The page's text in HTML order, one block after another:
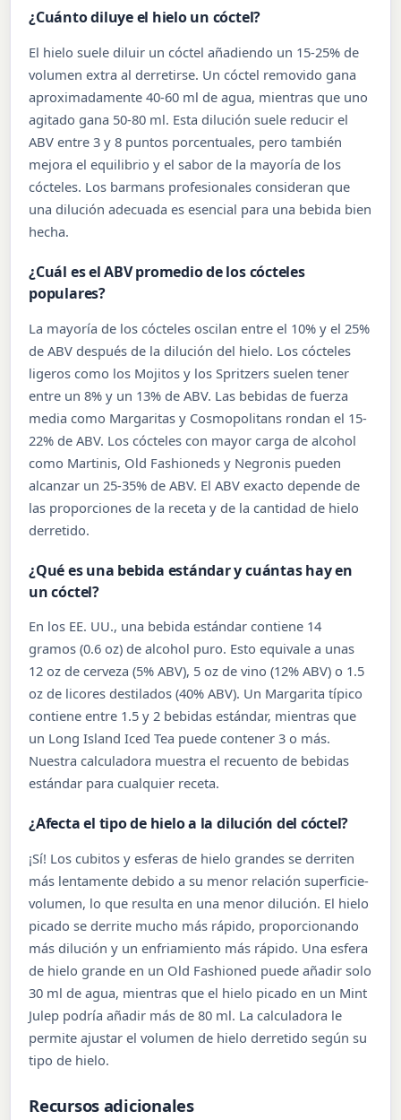
¿Cuánto diluye el hielo un cóctel?
El hielo suele diluir un cóctel añadiendo un 15-25% de
volumen extra al derretirse. Un cóctel removido gana
aproximadamente 40-60 ml de agua, mientras que uno
agitado gana 50-80 ml. Esta dilución suele reducir el
ABV entre 3 y 8 puntos porcentuales, pero también
mejora el equilibrio y el sabor de la mayoría de los
cócteles. Los barmans profesionales consideran que
una dilución adecuada es esencial para una bebida bien
hecha.
¿Cuál es el ABV promedio de los cócteles
populares?
La mayoría de los cócteles oscilan entre el 10% y el 25%
de ABV después de la dilución del hielo. Los cócteles
ligeros como los Mojitos y los Spritzers suelen tener
entre un 8% y un 13% de ABV. Las bebidas de fuerza
media como Margaritas y Cosmopolitans rondan el 15-
22% de ABV. Los cócteles con mayor carga de alcohol
como Martinis, Old Fashioneds y Negronis pueden
alcanzar un 25-35% de ABV. El ABV exacto depende de
las proporciones de la receta y de la cantidad de hielo
derretido.
¿Qué es una bebida estándar y cuántas hay en
un cóctel?
En los EE. UU., una bebida estándar contiene 14
gramos (0.6 oz) de alcohol puro. Esto equivale a unas
12 oz de cerveza (5% ABV), 5 oz de vino (12% ABV) o 1.5
oz de licores destilados (40% ABV). Un Margarita típico
contiene entre 1.5 y 2 bebidas estándar, mientras que
un Long Island Iced Tea puede contener 3 o más.
Nuestra calculadora muestra el recuento de bebidas
estándar para cualquier receta.
¿Afecta el tipo de hielo a la dilución del cóctel?
¡Sí! Los cubitos y esferas de hielo grandes se derriten
más lentamente debido a su menor relación superficie-
volumen, lo que resulta en una menor dilución. El hielo
picado se derrite mucho más rápido, proporcionando
más dilución y un enfriamiento más rápido. Una esfera
de hielo grande en un Old Fashioned puede añadir solo
30 ml de agua, mientras que el hielo picado en un Mint
Julep podría añadir más de 80 ml. La calculadora le
permite ajustar el volumen de hielo derretido según su
tipo de hielo.
Recursos adicionales